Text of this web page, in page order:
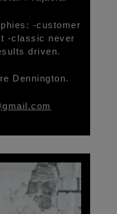
-customer
-classic never
driven.
Dennington.